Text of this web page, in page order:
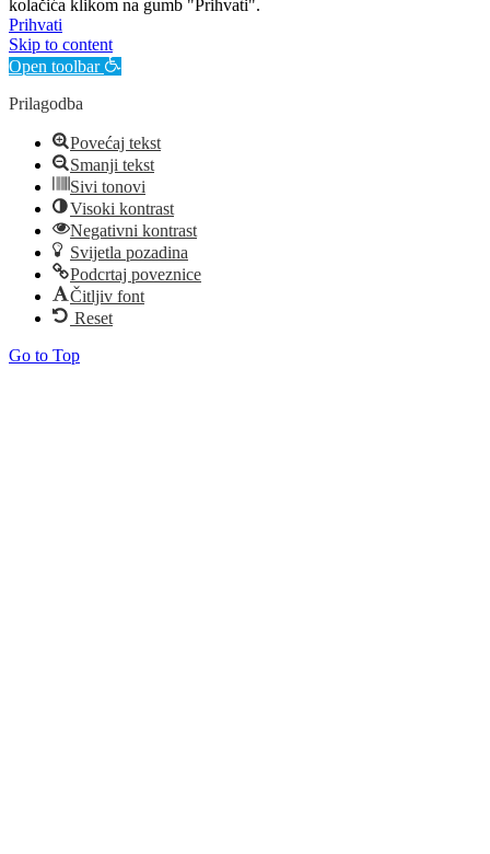
kolačića klikom na gumb "Prihvati".
Prihvati
Skip to content
Open toolbar
Prilagodba
Povećaj tekst
Smanji tekst
Sivi tonovi
Visoki kontrast
Negativni kontrast
Svijetla pozadina
Podcrtaj poveznice
Čitljiv font
Reset
Go to Top